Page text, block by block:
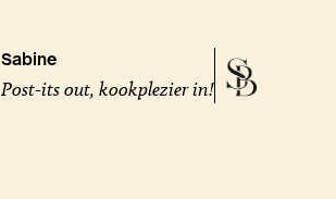
Sabine
Post-its out, kookplezier in!